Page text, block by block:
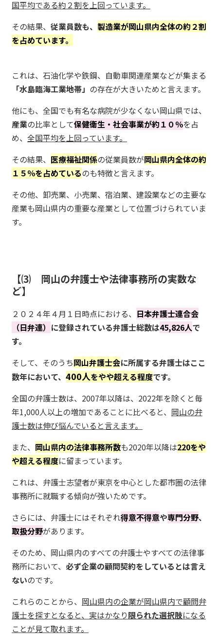
国平均である約２割を上回っています。
その結果、 従業員数も、 製造業が岡山県内全体の約２割
を占めています。
これは、石油化学や鉄鋼、自動車関連産業などが集まる
「水島臨海工業地帯」 の存在が大きいためと言えます。
他にも、全国でも有名な病院が少なくない岡山県では、
産業の比率として保健衛生・社会事業が約１０％を占
め、 全国平均を上回っています。
その結果、 医療福祉関係の従業員数が岡山県内全体の約
１５％を占めているのも特徴と言えます。
その他、卸売業、小売業、宿泊業、建設業などの主要な
産業も岡山県内の重要な産業として位置づけられていま
す。
⑶ 岡山の弁護士や法律事務所の実数な
ど
２０２４年４月１日時点における、 日本弁護士連合会
（日弁連） に登録されている弁護士総数は45,826人で
す。
そして、そのうち岡山弁護士会に所属する弁護士はここ
数年において、 400人をやや超える程度です。
全国の弁護士数は、2007年以降は、2022年を除くと毎
年1,000人以上の増加であることに比べると、 岡山の弁
護士数は伸び悩んでいると言えます。
また、 岡山県内の法律事務所数も2020年以降は220をや
や超える程度に留まっています。
これは、弁護士志望者が東京を中心とした都市圏の法律
事務所に就職する傾向が強いためです。
さらには、弁護士にはそれぞれ得意不得意や専門分野、
取扱分野があります。
そのため、岡山県内のすべての弁護士やすべての法律事
務所において、 必ず企業の顧問契約をしているとは言え
ないのです。
これらのことから、 岡山県内の企業が岡山県内で顧問弁
護士を探すとなると、実はかなり限られた選択肢になる
ことが見て取れます。